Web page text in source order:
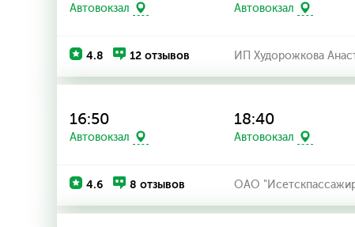
Автовокзал Автовокзал
4.8 12 отзывов ИП Худорожкова
16:50
Автовокзал
18:40
Автовокзал
4.6 8 отзывов ОАО